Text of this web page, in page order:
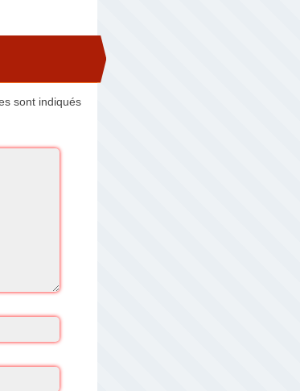
sont indiqués